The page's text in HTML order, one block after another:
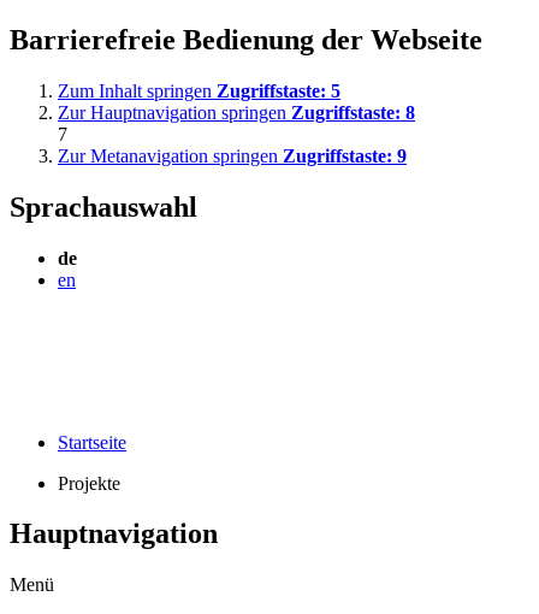
Barrierefreie Bedienung der Webseite
Zum Inhalt springen Zugriffstaste: 5
Zur Hauptnavigation springen Zugriffstaste: 8
7
Zur Metanavigation springen Zugriffstaste: 9
Sprachauswahl
de
en
Startseite
Projekte
Hauptnavigation
Menü